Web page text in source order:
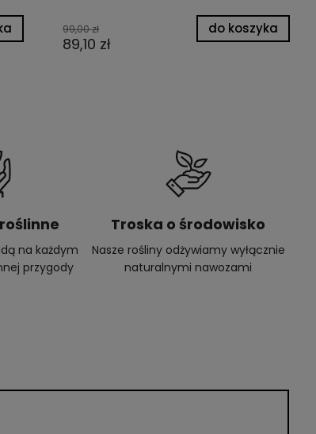
99,00 zł
89,10 zł
do koszyka
na każdym
przygody
Troska o środowisko
Nasze rośliny odżywiamy wyłącznie
naturalnymi nawozami